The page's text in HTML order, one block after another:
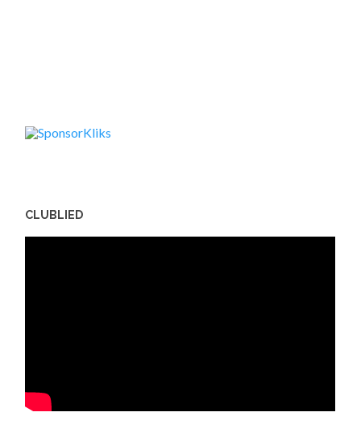
CLUBLIED